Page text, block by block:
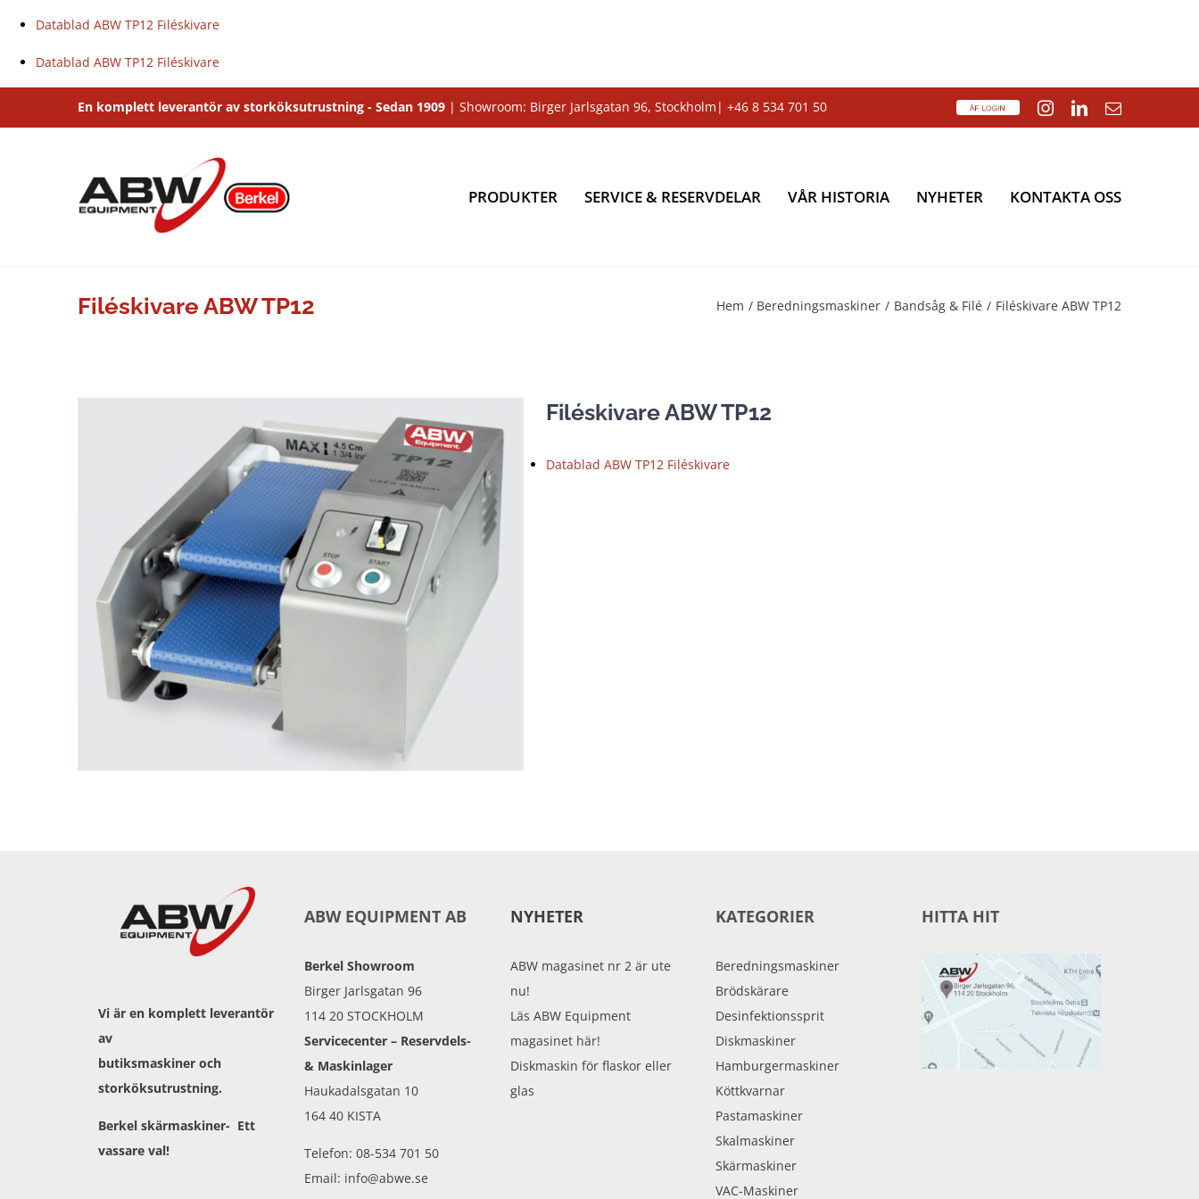
Datablad ABW TP12 Filéskivare
Datablad ABW TP12 Filéskivare
till
En komplett leverantör av storköksutrustning - Sedan 1909 | Showroom: Birger Jarlsgatan 96, Stockholm| +46 8 534 701 50
ÅF
Instagram
LinkedIn
E-
PRODUKTER SERVICE & RESERVDELAR VÅR HISTORIA NYHETER KONTAKTA OSS
Filéskivare ABW TP12 Hem Beredningsmaskiner Bandsåg & Filé Filéskivare ABW TP12
Filéskivare ABW TP12
Datablad ABW TP12 Filéskivare
Vi är en komplett leverantör
av
butiksmaskiner och
storköksutrustning.
Berkel skärmaskiner- Ett
vassare val!
ABW EQUIPMENT AB
Berkel Showroom
Birger Jarlsgatan 96
114 20 STOCKHOLM
Servicecenter – Reservdels-
& Maskinlager
Haukadalsgatan 10
164 40 KISTA
Telefon: 08-534 701 50
Email: info@abwe.se
NYHETER
ABW magasinet nr 2 är ute
nu!
Läs ABW Equipment
magasinet här!
Diskmaskin för flaskor eller
glas
KATEGORIER
Beredningsmaskiner
Brödskärare
Desinfektionssprit
Diskmaskiner
Hamburgermaskiner
Köttkvarnar
Pastamaskiner
Skalmaskiner
Skärmaskiner
VAC-Maskiner
HITTA HIT